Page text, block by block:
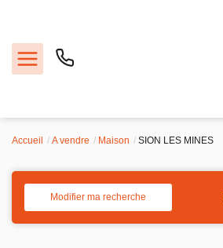
Louer
Accueil A vendre Maison SION LES MINES
Modifier ma recherche